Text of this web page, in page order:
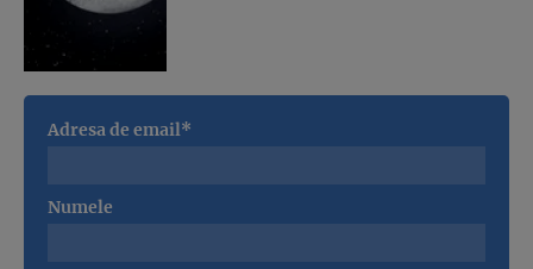
Adresa de email*
Numele